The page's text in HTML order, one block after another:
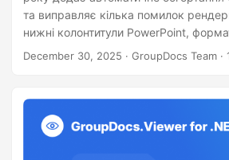
та виправляє кілька помилок
нижні колонтитули PowerPoint,
PDF‑to‑HTML та проблеми з
December 30, 2025 · GroupDocs Team ·